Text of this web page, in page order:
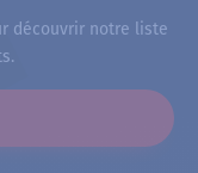
découvrir notre liste